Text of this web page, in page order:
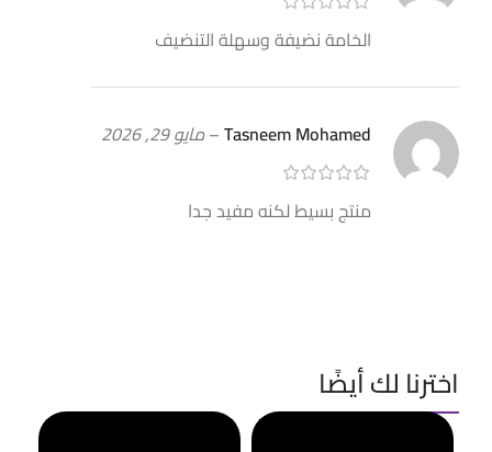
الخامة نضيفة وسهلة التنضيف
Tasneem Mohamed
–مايو 29, 2026
منتج بسيط لكنه مفيد جدا
اخترنا لك أيضًا